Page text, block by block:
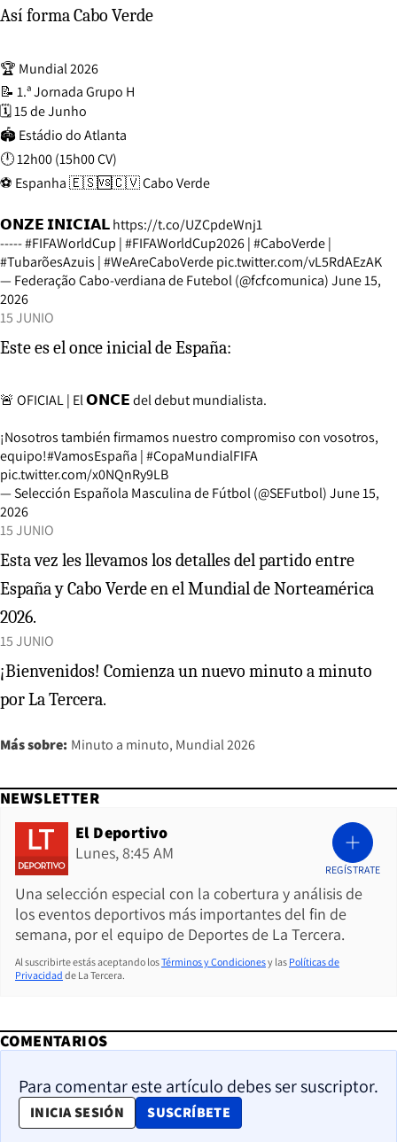
Así forma Cabo Verde
🏆 Mundial 2026
📝 1.ª Jornada Grupo H
🗓️ 15 de Junho
🏟️ Estádio do Atlanta
🕛 12h00 (15h00 CV)
⚽ Espanha 🇪🇸🆚🇨🇻 Cabo Verde
𝗢𝗡𝗭𝗘 𝗜𝗡𝗜𝗖𝗜𝗔𝗟https://t.co/UZCpdeWnj1
-----#FIFAWorldCup |#FIFAWorldCup2026|#CaboVerde|
#TubarõesAzuis |#WeAreCaboVerdepic.twitter.com/vL5RdAEzAK
— Federação Cabo-verdiana de Futebol (@fcfcomunica)June 15,
2026
15 JUNIO
Este es el once inicial de España:
🚨 OFICIAL | El 𝗢𝗡𝗖𝗘 del debut mundialista.
¡Nosotros también firmamos nuestro compromiso con vosotros,
equipo!#VamosEspaña |#CopaMundialFIFA
pic.twitter.com/x0NQnRy9LB
— Selección Española Masculina de Fútbol (@SEFutbol)June 15,
2026
15 JUNIO
Esta vez les llevamos los detalles del partido entre
España y Cabo Verde en el Mundial de Norteamérica
2026.
15 JUNIO
¡Bienvenidos! Comienza un nuevo minuto a minuto
por La Tercera.
Más sobre: Minuto a minuto Mundial 2026
NEWSLETTER
El Deportivo
Lunes, 8:45 AM
Una selección especial con la cobertura y análisis de
los eventos deportivos más importantes del fin de
semana, por el equipo de Deportes de La Tercera.
REGÍSTRATE
Al suscribirte estás aceptando losTérminos y Condicionesy las Políticas de
Privacidad de La Tercera.
COMENTARIOS
Para comentar este artículo debes ser suscriptor.
INICIA SESIÓN SUSCRÍBETE
OPENS IN NEW WINDOW